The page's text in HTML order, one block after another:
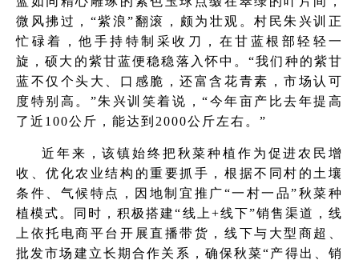
微风拂过，“紫浪”翻滚，颇为壮观。村民朱兴训正
忙碌着，他手持特制采收刀，在甘蓝根部轻轻一
旋，硕大的紫甘蓝便稳稳落入怀中。“我们种的紫甘
蓝不仅个头大、口感脆，还富含花青素，市场认可
度特别高。”朱兴训笑着说，“今年亩产比去年提高
了近100公斤，能达到2000公斤左右。”
近年来，该镇始终把秋菜种植作为促进农民增
收、优化农业结构的重要抓手，根据不同村的土壤
条件、气候特点，因地制宜推广“一村一品”秋菜种
植模式。同时，积极搭建“线上+线下”销售渠道，线
上依托电商平台开展直播带货，线下与大型商超、
批发市场建立长期合作关系，确保秋菜“产得出、销